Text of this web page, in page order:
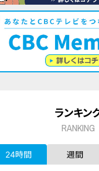
ランキン
RANKING
24時間 週間